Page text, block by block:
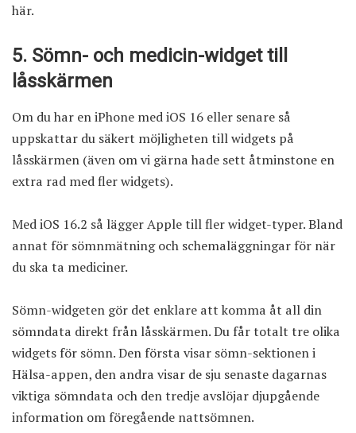
här.
5. Sömn- och medicin-widget till
låsskärmen
Om du har en iPhone med iOS 16 eller senare så
uppskattar du säkert möjligheten till widgets på
låsskärmen (även om vi gärna hade sett åtminstone en
extra rad med fler widgets).
Med iOS 16.2 så lägger Apple till fler widget-typer. Bland
annat för sömnmätning och schemaläggningar för när
du ska ta mediciner.
Sömn-widgeten gör det enklare att komma åt all din
sömndata direkt från låsskärmen. Du får totalt tre olika
widgets för sömn. Den första visar sömn-sektionen i
Hälsa-appen, den andra visar de sju senaste dagarnas
viktiga sömndata och den tredje avslöjar djupgående
information om föregående nattsömnen.